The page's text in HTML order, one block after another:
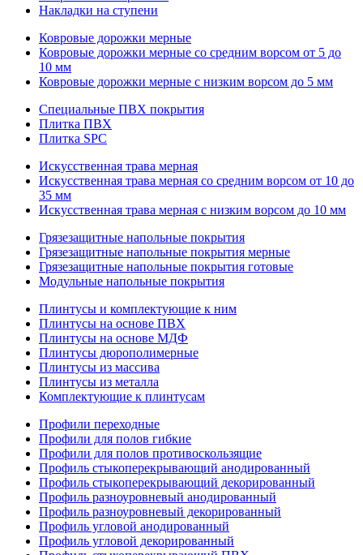
Накладки на ступени
Ковровые дорожки мерные
Ковровые дорожки мерные со средним ворсом от 5 до
10 мм
Ковровые дорожки мерные с низким ворсом до 5 мм
Специальные ПВХ покрытия
Плитка ПВХ
Плитка SPC
Искуccтвенная трава мерная
Искусственная трава мерная со средним ворсом от 10 до
35 мм
Искусственная трава мерная с низким ворсом до 10 мм
Грязезащитные напольные покрытия
Грязезащитные напольные покрытия мерные
Грязезащитные напольные покрытия готовые
Модульные напольные покрытия
Плинтусы и комплектующие к ним
Плинтусы на основе ПВХ
Плинтусы на основе МДФ
Плинтусы дюрополимерные
Плинтусы из массива
Плинтусы из металла
Комплектующие к плинтусам
Профили переходные
Профили для полов гибкие
Профили для полов противоскользящие
Профиль стыкоперекрывающий анодированный
Профиль стыкоперекрывающий декорированный
Профиль разноуровневый анодированный
Профиль разноуровневый декорированный
Профиль угловой анодированный
Профиль угловой декорированный